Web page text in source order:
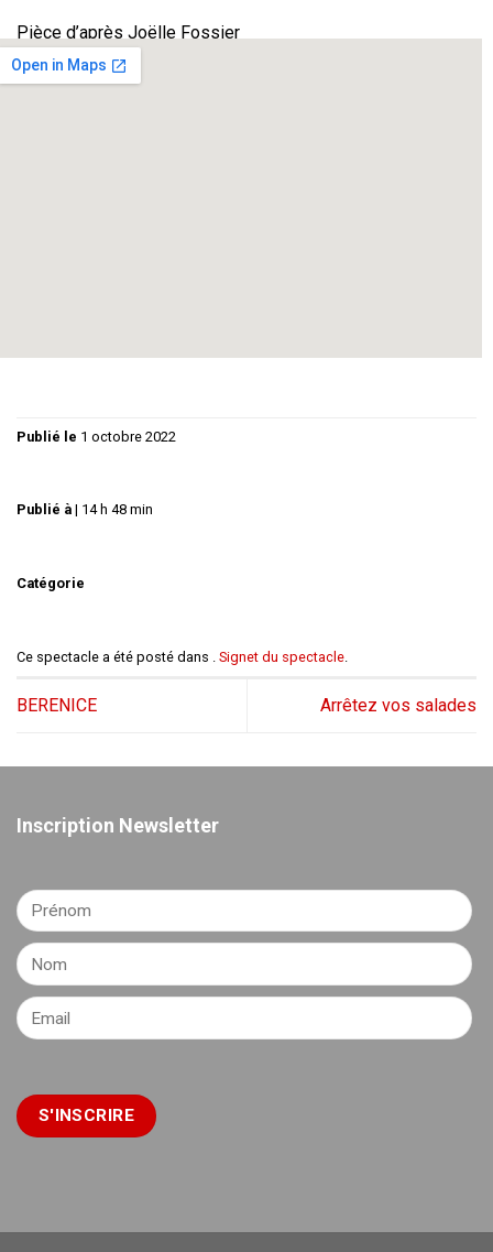
Pièce d’après Joëlle Fossier
Un matin très tôt, une jeune fille âgée d’à peine 18 ans (« 17
Publié le 1 octobre 2022
Publié à | 14 h 48 min
Catégorie
Ce spectacle a été posté dans . Signet du spectacle
BERENICE Arrêtez vos salades
Inscription Newsletter